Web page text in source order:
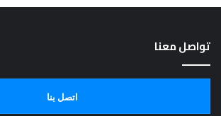
تواصل معنا
اتصل بنا